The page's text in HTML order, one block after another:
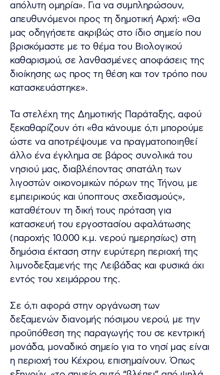
απόλυτη ομηρία». Για να συμπληρώσουν,
απευθυνόμενοι προς τη δημοτική Αρχή: «Θα
μας οδηγήσετε ακριβώς στο ίδιο σημείο που
βρισκόμαστε με το θέμα του Βιολογικού
καθαρισμού, σε λανθασμένες αποφάσεις της
διοίκησης ως προς τη θέση και τον τρόπο που
κατασκευάστηκε».
Τα στελέχη της Δημοτικής Παράταξης, αφού
ξεκαθαρίζουν ότι «θα κάνουμε ό,τι μπορούμε
ώστε να αποτρέψουμε να πραγματοποιηθεί
άλλο ένα έγκλημα σε βάρος συνολικά του
νησιού μας, διαβλέποντας σπατάλη των
λιγοστών οικονομικών πόρων της Τήνου, με
εμπειρικούς και ύποπτους σχεδιασμούς»,
καταθέτουν τη δική τους πρόταση για
κατασκευή του εργοστασίου αφαλάτωσης
(παροχής 10.000 κ.μ. νερού ημερησίως) στη
δημόσια έκταση στην ευρύτερη περιοχή της
λιμνοδεξαμενής της Λειβάδας και φυσικά όχι
εντός του χειμάρρου της.
Σε ό,τι αφορά στην οργάνωση των
δεξαμενών διανομής πόσιμου νερού, με την
προϋπόθεση της παραγωγής του σε κεντρική
μονάδα, μοναδικό σημείο για το νησί μας είναι
η περιοχή του Κέχρου, επισημαίνουν. Όπως